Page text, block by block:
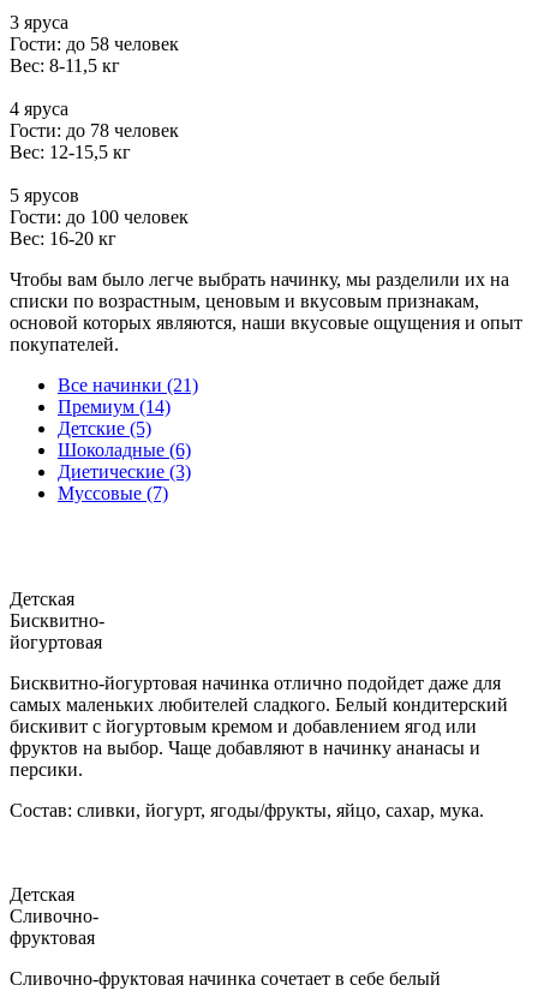
3 яруса
Гости: до 58 человек
Вес: 8-11,5 кг
4 яруса
Гости: до 78 человек
Вес: 12-15,5 кг
5 ярусов
Гости: до 100 человек
Вес: 16-20 кг
Чтобы вам было легче выбрать начинку, мы разделили их на
списки по возрастным, ценовым и вкусовым признакам,
основой которых являются, наши вкусовые ощущения и опыт
покупателей.
Все начинки (21)
Премиум (14)
Детские (5)
Шоколадные (6)
Диетические (3)
Муссовые (7)
Детская
Бисквитно-
йогуртовая
Бисквитно-йогуртовая начинка отлично подойдет даже для
самых маленьких любителей сладкого. Белый кондитерский
бискивит с йогуртовым кремом и добавлением ягод или
фруктов на выбор. Чаще добавляют в начинку ананасы и
персики.
Состав: сливки, йогурт, ягоды/фрукты, яйцо, сахар, мука.
Детская
Сливочно-
фруктовая
Сливочно-фруктовая начинка сочетает в себе белый